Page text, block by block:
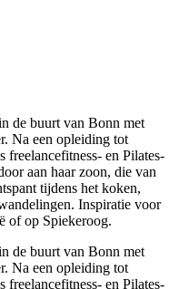
de buurt van Bonn met
Na een opleiding tot
freelancefitness- en Pilates-
aan haar zoon, die van
tijdens het koken,
Inspiratie voor
of op Spiekeroog.
de buurt van Bonn met
Na een opleiding tot
freelancefitness- en Pilates-